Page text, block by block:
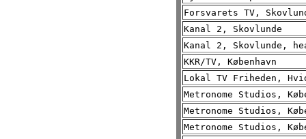
Forsvarets TV,
Kanal 2, Skovlunde
Kanal 2, Skovlunde,
KKR/TV, København
Lokal TV Friheden,
Metronome Studios,
Metronome Studios,
Metronome Studios,